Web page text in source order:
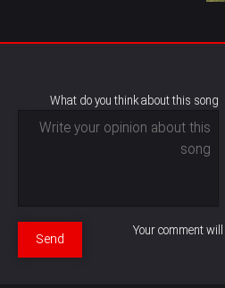
What do you think about this song
Your comment
Send